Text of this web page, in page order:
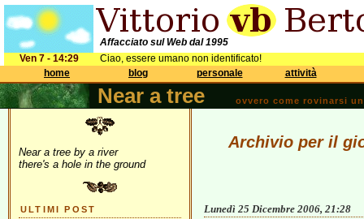
Affacciato sul Web dal 1995
Ven 7 - 14:29
Ciao, essere umano non identificato!
home
blog personale attività
Near a tree ovvero come rovinarsi
Near a tree by a river
there's a hole in the ground
ULTIMI POST
Archivio per il
Lunedì 25 Dicembre 2006, 21:28